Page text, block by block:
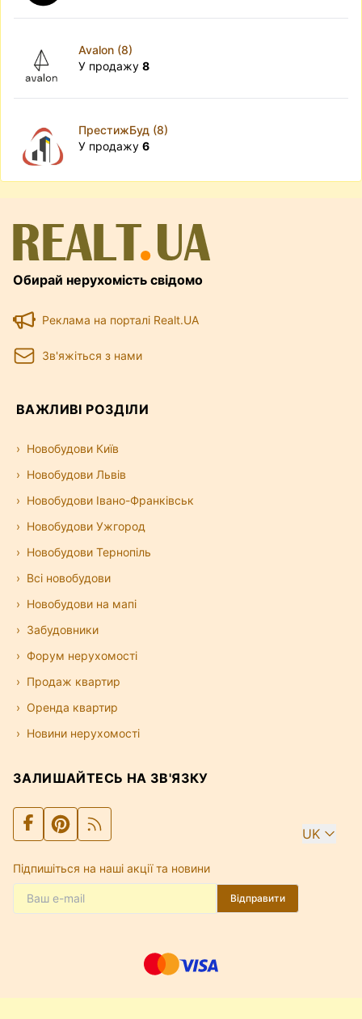
Avalon (8)
У продажу 8
ПрестижБуд (8)
У продажу 6
Обирай нерухомість свідомо
Реклама на порталі Realt.UA
Зв'яжіться з нами
ВАЖЛИВІ РОЗДІЛИ
Новобудови Київ
Новобудови Львів
Новобудови Івано-Франківськ
Новобудови Ужгород
Новобудови Тернопіль
Всі новобудови
Новобудови на мапі
Забудовники
Форум нерухомості
Продаж квартир
Оренда квартир
Новини нерухомості
ЗАЛИШАЙТЕСЬ НА ЗВ'ЯЗКУ
UK
Підпишіться на наші акції та новини
Відправити